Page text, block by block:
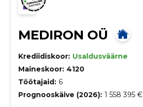
MEDIRON OÜ
Krediidiskoor: Usaldusväärne
Maineskoor: 4120
Töötajaid: 6
Prognooskäive (2026): 1 558 395 €